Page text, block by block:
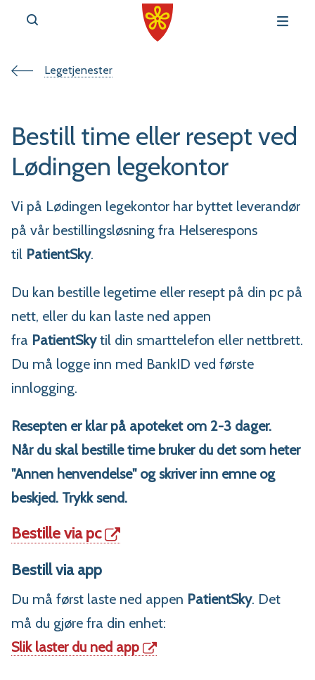
Du
her:
Legetjenester
Bestill time eller resept ved
Lødingen legekontor
Vi på Lødingen legekontor har byttet leverandør
på vår bestillingsløsning fra Helserespons
til PatientSky.
Du kan bestille legetime eller resept på din pc på
nett, eller du kan laste ned appen
fra PatientSkytil din smarttelefon eller nettbrett.
Du må logge inn med BankID ved første
innlogging.
Resepten er klar på apoteket om 2-3 dager.
Når du skal bestille time bruker du det som heter
"Annen henvendelse" og skriver inn emne og
beskjed. Trykk send.
Bestille via pc
Bestill via app
Du må først laste ned appen PatientSky. Det
må du gjøre fra din enhet:
Slik laster du ned app